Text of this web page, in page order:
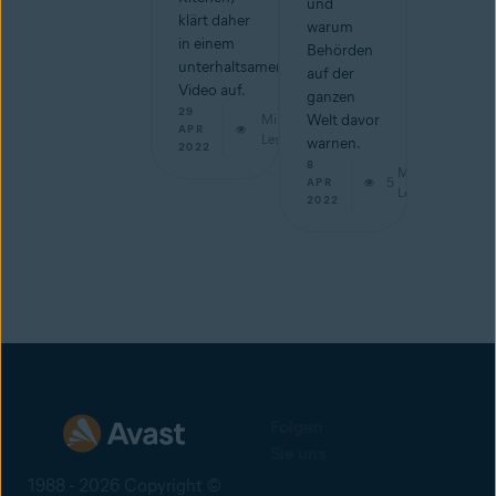
klärt daher
in einem
unterhaltsamen
Video auf.
29
APR
2022
Min.
Lesestoff
und
warum
Behörden
auf der
ganzen
Welt davor
warnen.
8
APR
2022
5
Min.
Lesestoff